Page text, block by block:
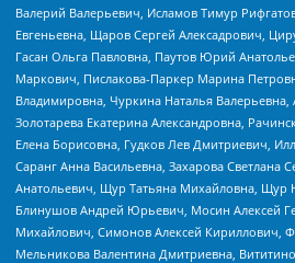
Валерий Валерьевич, Исламов Тимур
Евгеньевна, Щаров Сергей Алексадрович,
Гасан Ольга Павловна, Паутов Юрий
Маркович, Пислакова-Паркер Марина
Владимировна, Чуркина Наталья Валерьевна,
Золотарева Екатерина Александровна,
Елена Борисовна, Гудков Лев Дмитриевич,
Саранг Анна Васильевна, Захарова Светлана
Анатольевич, Щур Татьяна Михайловна, Щур
Блинушов Андрей Юрьевич, Мосин Алексей
Михайлович, Симонов Алексей Кириллович,
Мельникова Валентина Дмитриевна,